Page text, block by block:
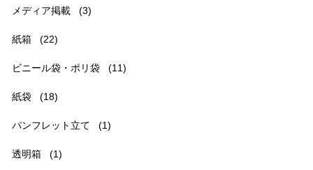
メディア掲載 (3)
紙箱 (22)
ビニール袋・ポリ袋 (11)
紙袋 (18)
パンフレット立て (1)
透明箱 (1)